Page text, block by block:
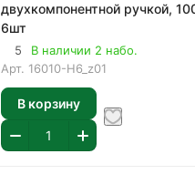
двухкомпонентной ручкой,
6шт
5
В наличии 2 набо.
Арт. 16010-H6_z01
В корзину